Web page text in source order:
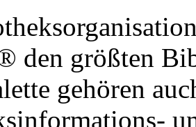
den größten
gehören